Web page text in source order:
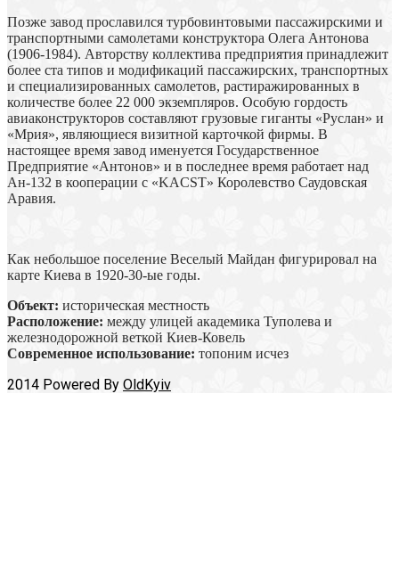
Позже завод прославился турбовинтовыми пассажирскими и
транспортными самолетами конструктора Олега Антонова
(1906-1984). Авторству коллектива предприятия принадлежит
более ста типов и модификаций пассажирских, транспортных
и специализированных самолетов, растиражированных в
количестве более 22 000 экземпляров. Особую гордость
авиаконструкторов составляют грузовые гиганты «Руслан» и
«Мрия», являющиеся визитной карточкой фирмы. В
настоящее время завод именуется Государственное
Предприятие «Антонов» и в последнее время работает над
Ан-132 в кооперации с «KACST» Королевство Саудовская
Аравия.
Как небольшое поселение Веселый Майдан фигурировал на
карте Киева в 1920-30-ые годы.
Объект: историческая местность
Расположение: между улицей академика Туполева и
железнодорожной веткой Киев-Ковель
Современное использование: топоним исчез
2014 Powered By OldKyiv